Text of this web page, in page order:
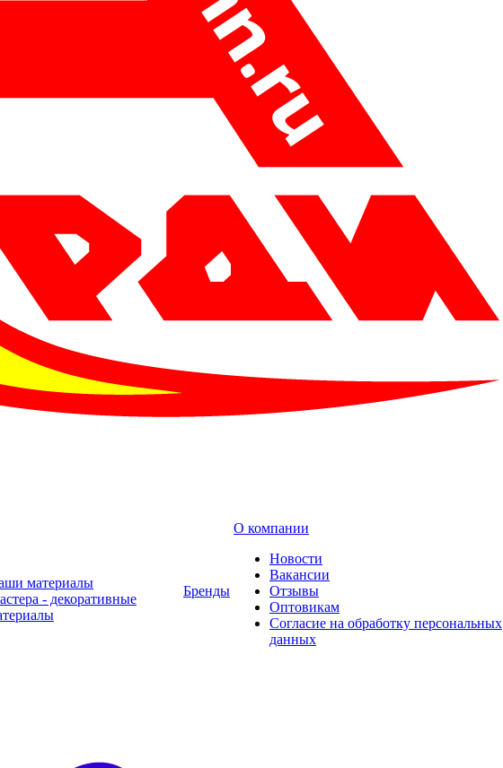
материалы
- декоративные
Бренды
О компании
Новости
Вакансии
Отзывы
Оптовикам
Cогласие на обработку персональных
данных